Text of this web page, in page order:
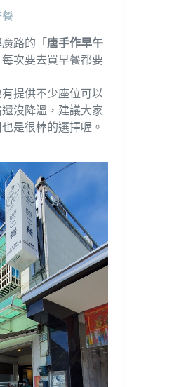
路的「 唐手作早午
次要去買早餐都要
提供不少座位可以
沒降溫，建議大家
是很棒的選擇喔。